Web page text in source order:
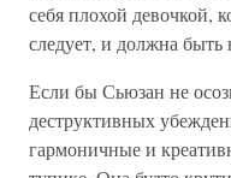
себя плохой девочкой,
следует, и должна быть
Если бы Сьюзан не
деструктивных
гармоничные и